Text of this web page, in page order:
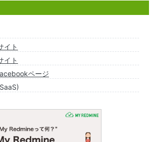
イト
イト
ページ